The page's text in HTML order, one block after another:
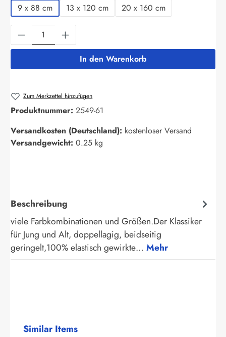
9 x 88 cm 13 x 120 cm 20 x 160 cm
Produkt Anzahl: Gib den gewünschten
In den Warenkorb
Zum Merkzettel hinzufügen
Produktnummer: 2549-61
Versandkosten (Deutschland): kostenloser Versand
Versandgewicht: 0.25 kg
Beschreibung
viele Farbkombinationen und Größen.Der Klassiker
für Jung und Alt, doppellagig, beidseitig
geringelt,100% elastisch gewirkte… Mehr
Produktgalerie überspringen
Similar Items